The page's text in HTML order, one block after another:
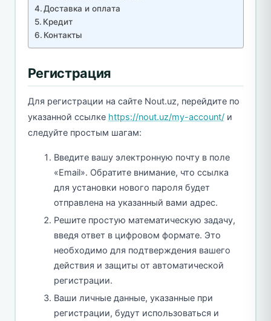
Доставка и оплата
Кредит
Контакты
Регистрация
Для регистрации на сайте Nout.uz, перейдите по
указанной ссылке https://nout.uz/my-account/и
следуйте простым шагам:
Введите вашу электронную почту в поле
«Email». Обратите внимание, что ссылка
для установки нового пароля будет
отправлена на указанный вами адрес.
Решите простую математическую задачу,
введя ответ в цифровом формате. Это
необходимо для подтверждения вашего
действия и защиты от автоматической
регистрации.
Ваши личные данные, указанные при
регистрации, будут использоваться и